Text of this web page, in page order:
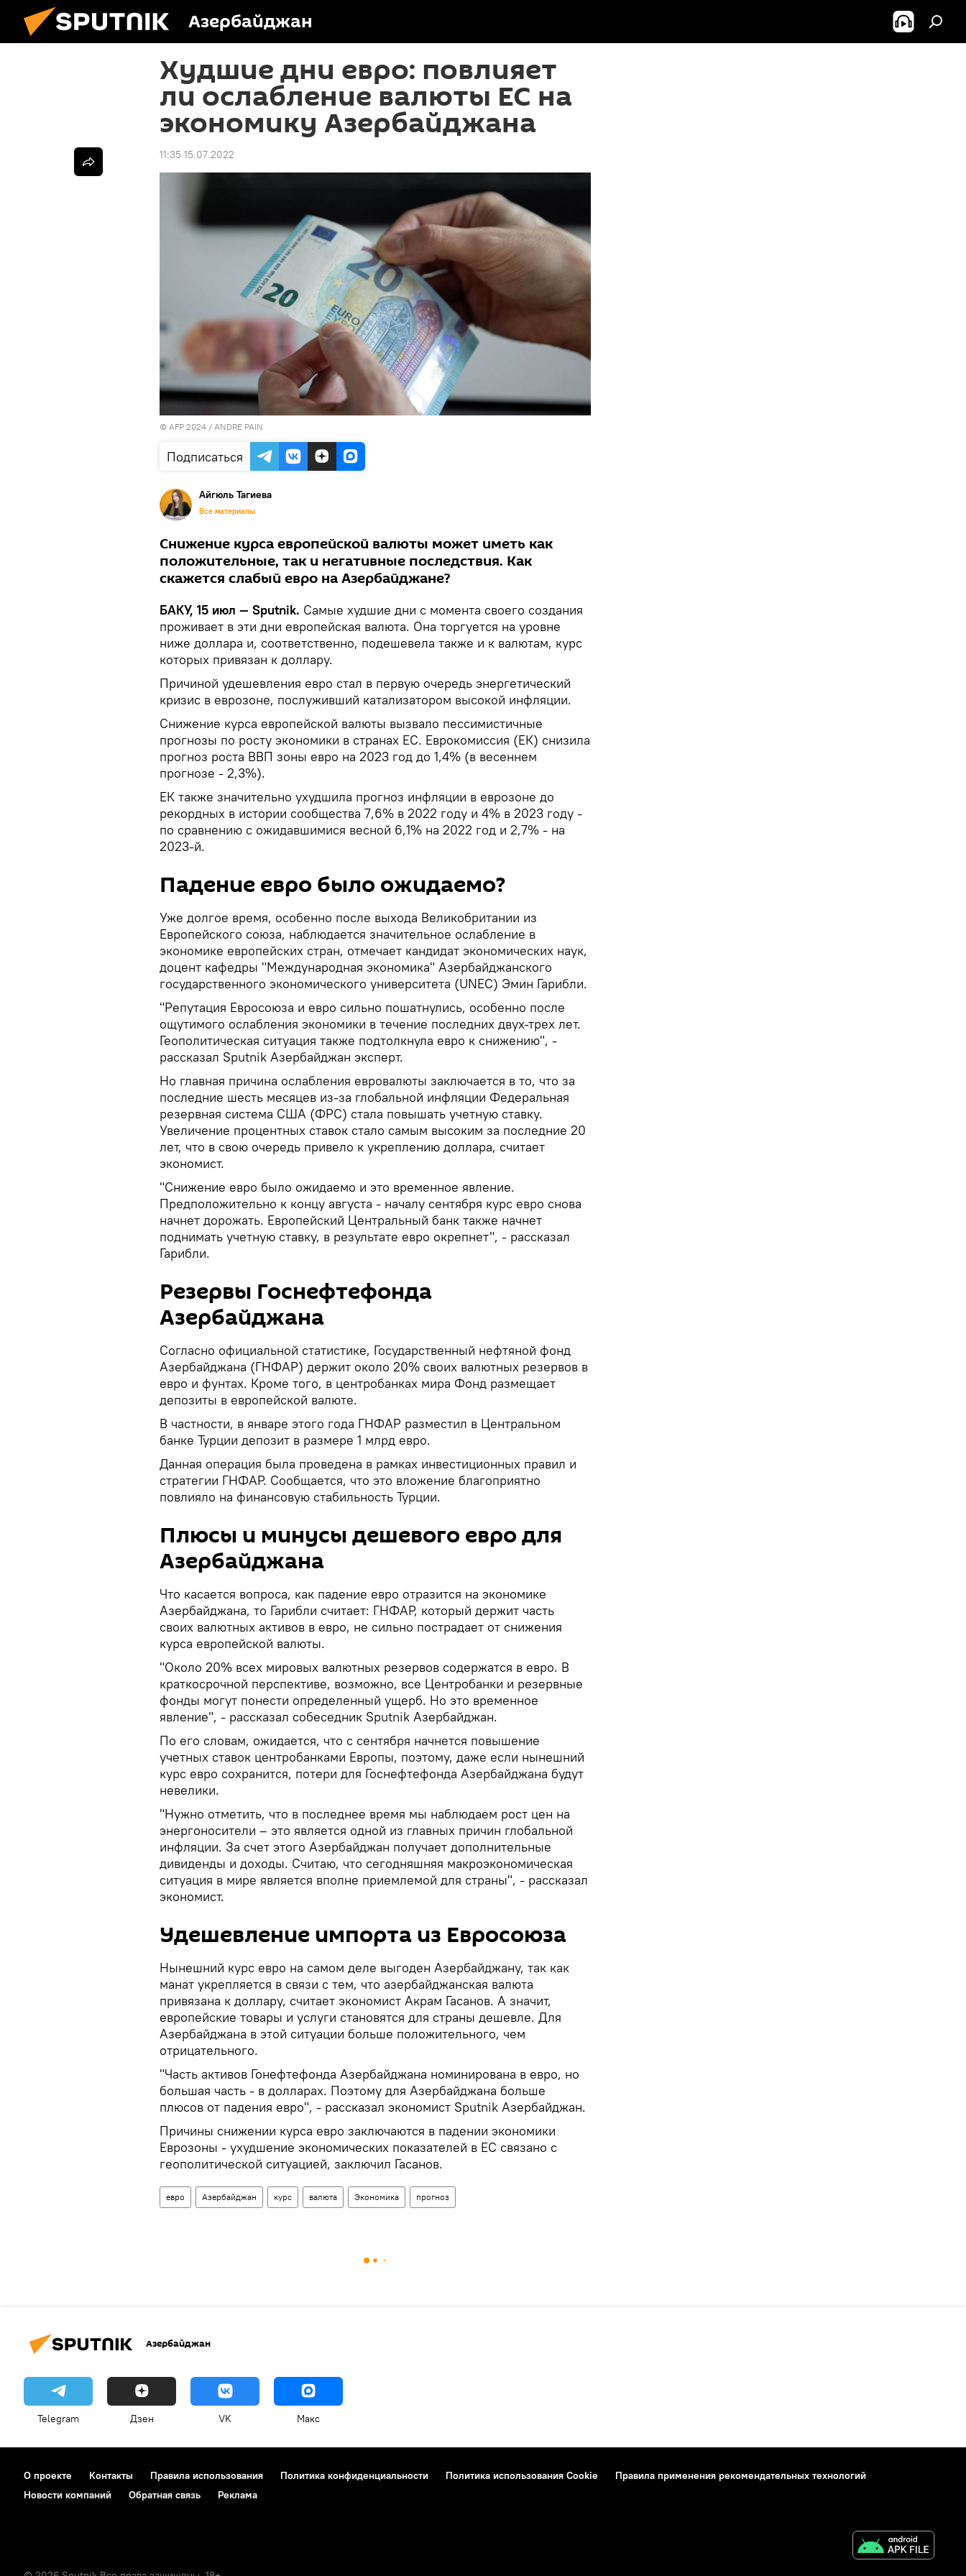
Азербайджан
Худшие дни евро: повлияет
ли ослабление валюты ЕС на
экономику Азербайджана
11:35 15.07.2022
© AFP 2024 / ANDRE PAIN
Подписаться
Айгюль Тагиева
Все материалы
Снижение курса европейской валюты может иметь как
положительные, так и негативные последствия. Как
скажется слабый евро на Азербайджане?
БАКУ, 15 июл — Sputnik. Самые худшие дни с момента своего создания
проживает в эти дни европейская валюта. Она торгуется на уровне
ниже доллара и, соответственно, подешевела также и к валютам, курс
которых привязан к доллару.
Причиной удешевления евро стал в первую очередь энергетический
кризис в еврозоне, послуживший катализатором высокой инфляции.
Снижение курса европейской валюты вызвало пессимистичные
прогнозы по росту экономики в странах ЕС. Еврокомиссия (ЕК) снизила
прогноз роста ВВП зоны евро на 2023 год до 1,4% (в весеннем
прогнозе - 2,3%).
ЕК также значительно ухудшила прогноз инфляции в еврозоне до
рекордных в истории сообщества 7,6% в 2022 году и 4% в 2023 году -
по сравнению с ожидавшимися весной 6,1% на 2022 год и 2,7% - на
2023-й.
Падение евро было ожидаемо?
Уже долгое время, особенно после выхода Великобритании из
Европейского союза, наблюдается значительное ослабление в
экономике европейских стран, отмечает кандидат экономических наук,
доцент кафедры "Международная экономика" Азербайджанского
государственного экономического университета (UNEC) Эмин Гарибли.
"Репутация Евросоюза и евро сильно пошатнулись, особенно после
ощутимого ослабления экономики в течение последних двух-трех лет.
Геополитическая ситуация также подтолкнула евро к снижению", -
рассказал Sputnik Азербайджан эксперт.
Но главная причина ослабления евровалюты заключается в то, что за
последние шесть месяцев из-за глобальной инфляции Федеральная
резервная система США (ФРС) стала повышать учетную ставку.
Увеличение процентных ставок стало самым высоким за последние 20
лет, что в свою очередь привело к укреплению доллара, считает
экономист.
"Снижение евро было ожидаемо и это временное явление.
Предположительно к концу августа - началу сентября курс евро снова
начнет дорожать. Европейский Центральный банк также начнет
поднимать учетную ставку, в результате евро окрепнет", - рассказал
Гарибли.
Резервы Госнефтефонда
Азербайджана
Согласно официальной статистике, Государственный нефтяной фонд
Азербайджана (ГНФАР) держит около 20% своих валютных резервов в
евро и фунтах. Кроме того, в центробанках мира Фонд размещает
депозиты в европейской валюте.
В частности, в январе этого года ГНФАР разместил в Центральном
банке Турции депозит в размере 1 млрд евро.
Данная операция была проведена в рамках инвестиционных правил и
стратегии ГНФАР. Сообщается, что это вложение благоприятно
повлияло на финансовую стабильность Турции.
Плюсы и минусы дешевого евро для
Азербайджана
Что касается вопроса, как падение евро отразится на экономике
Азербайджана, то Гарибли считает: ГНФАР, который держит часть
своих валютных активов в евро, не сильно пострадает от снижения
курса европейской валюты.
"Около 20% всех мировых валютных резервов содержатся в евро. В
краткосрочной перспективе, возможно, все Центробанки и резервные
фонды могут понести определенный ущерб. Но это временное
явление", - рассказал собеседник Sputnik Азербайджан.
По его словам, ожидается, что с сентября начнется повышение
учетных ставок центробанками Европы, поэтому, даже если нынешний
курс евро сохранится, потери для Госнефтефонда Азербайджана будут
невелики.
"Нужно отметить, что в последнее время мы наблюдаем рост цен на
энергоносители – это является одной из главных причин глобальной
инфляции. За счет этого Азербайджан получает дополнительные
дивиденды и доходы. Считаю, что сегодняшняя макроэкономическая
ситуация в мире является вполне приемлемой для страны", - рассказал
экономист.
Удешевление импорта из Евросоюза
Нынешний курс евро на самом деле выгоден Азербайджану, так как
манат укрепляется в связи с тем, что азербайджанская валюта
привязана к доллару, считает экономист Акрам Гасанов. А значит,
европейские товары и услуги становятся для страны дешевле. Для
Азербайджана в этой ситуации больше положительного, чем
отрицательного.
"Часть активов Гонефтефонда Азербайджана номинирована в евро, но
большая часть - в долларах. Поэтому для Азербайджана больше
плюсов от падения евро", - рассказал экономист Sputnik Азербайджан.
Причины снижении курса евро заключаются в падении экономики
Еврозоны - ухудшение экономических показателей в ЕС связано с
геополитической ситуацией, заключил Гасанов.
евро Азербайджан курс валюта Экономика прогноз
Азербайджан
Telegram Дзен VK Макс
О проекте Контакты Правила использования Политика конфиденциальности Политика использования Cookie
Правила применения рекомендательных технологий
Новости компаний
Обратная связь Реклама